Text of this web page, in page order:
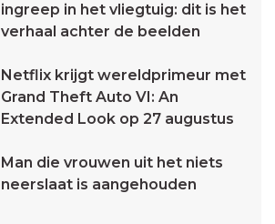
ingreep in het vliegtuig: dit is het
verhaal achter de beelden
Netflix krijgt wereldprimeur met
Grand Theft Auto VI: An
Extended Look op 27 augustus
Man die vrouwen uit het niets
neerslaat is aangehouden